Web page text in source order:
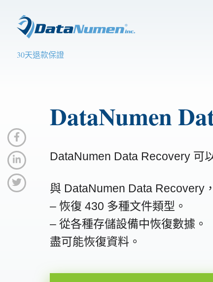
30天退款保證
DataNumen
DataNumen Data Recovery 可
與 DataNumen Data Recovery
– 恢復 430 多種文件類型。
– 從各種存儲設備中恢復數據。
盡可能恢復資料。